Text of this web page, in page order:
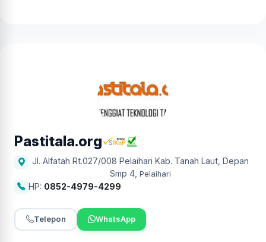
Pastitala.org
Jl. Alfatah Rt.027/008 Pelaihari Kab. Tanah Laut, Depan
Smp 4, Pelaihari
HP: 0852-4979-4299
Telepon WhatsApp